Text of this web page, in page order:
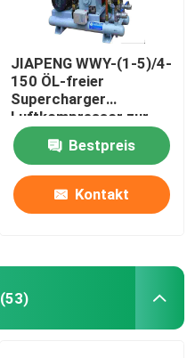
JIAPENG WWY-(1-5)/4-
150 ÖL-freier
Supercharger
Luftkompressor zur
Sauerstofffüllung
Bestpreis
Kontakt
(53)